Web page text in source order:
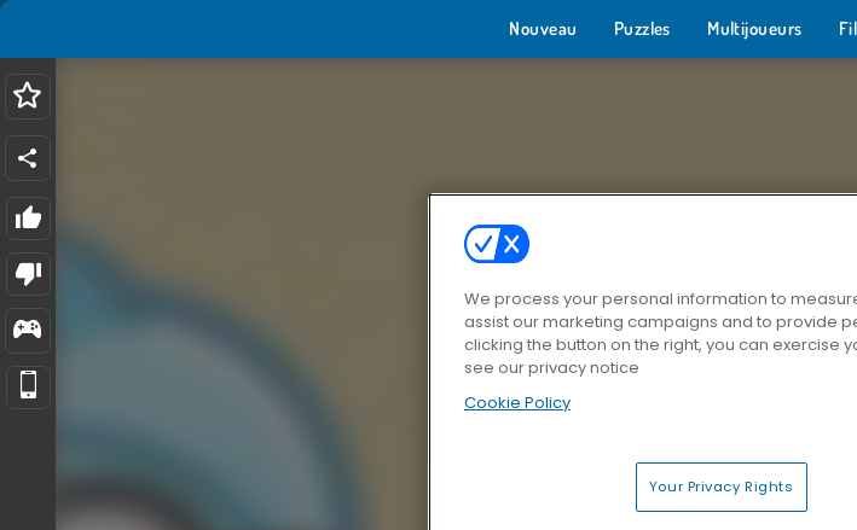
Nouveau Puzzles Multijoueurs
We process your personal information to
assist our marketing campaigns and to provide
clicking the button on the right, you can exercise
see our privacy notice
Cookie Policy
Your Privacy Rights